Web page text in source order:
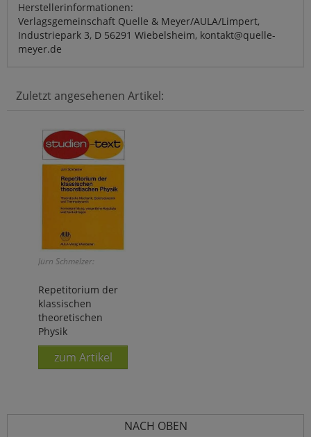
Herstellerinformationen:
Verlagsgemeinschaft Quelle & Meyer/AULA/Limpert,
Industriepark 3, D 56291 Wiebelsheim, kontakt@quelle-
meyer.de
Zuletzt angesehenen Artikel:
Jürn Schmelzer:
Repetitorium der
klassischen
theoretischen
Physik
zum Artikel
NACH OBEN